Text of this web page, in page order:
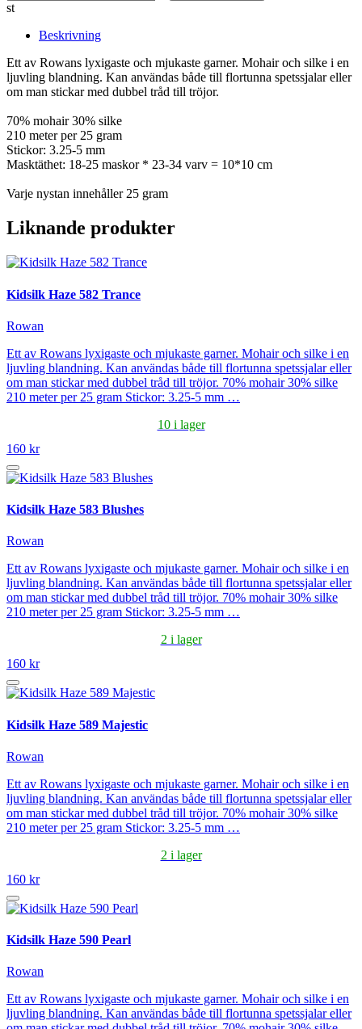
st
Beskrivning
Ett av Rowans lyxigaste och mjukaste garner. Mohair och silke i en
ljuvling blandning. Kan användas både till flortunna spetssjalar eller
om man stickar med dubbel tråd till tröjor.
70% mohair 30% silke
210 meter per 25 gram
Stickor: 3.25-5 mm
Masktäthet: 18-25 maskor * 23-34 varv = 10*10 cm
Varje nystan innehåller 25 gram
Liknande produkter
Kidsilk Haze 582 Trance
Rowan
Ett av Rowans lyxigaste och mjukaste garner. Mohair och silke i en
ljuvling blandning. Kan användas både till flortunna spetssjalar eller
om man stickar med dubbel tråd till tröjor. 70% mohair 30% silke
210 meter per 25 gram Stickor: 3.25-5 mm …
10 i lager
160 kr
Kidsilk Haze 583 Blushes
Rowan
Ett av Rowans lyxigaste och mjukaste garner. Mohair och silke i en
ljuvling blandning. Kan användas både till flortunna spetssjalar eller
om man stickar med dubbel tråd till tröjor. 70% mohair 30% silke
210 meter per 25 gram Stickor: 3.25-5 mm …
2 i lager
160 kr
Kidsilk Haze 589 Majestic
Rowan
Ett av Rowans lyxigaste och mjukaste garner. Mohair och silke i en
ljuvling blandning. Kan användas både till flortunna spetssjalar eller
om man stickar med dubbel tråd till tröjor. 70% mohair 30% silke
210 meter per 25 gram Stickor: 3.25-5 mm …
2 i lager
160 kr
Kidsilk Haze 590 Pearl
Rowan
Ett av Rowans lyxigaste och mjukaste garner. Mohair och silke i en
ljuvling blandning. Kan användas både till flortunna spetssjalar eller